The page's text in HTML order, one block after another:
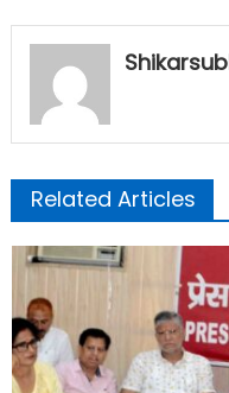
Related Articles